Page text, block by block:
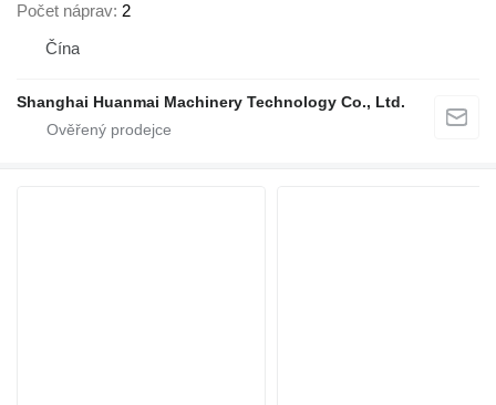
Počet náprav 2
Čína
Shanghai Huanmai Machinery Technology Co., Ltd.